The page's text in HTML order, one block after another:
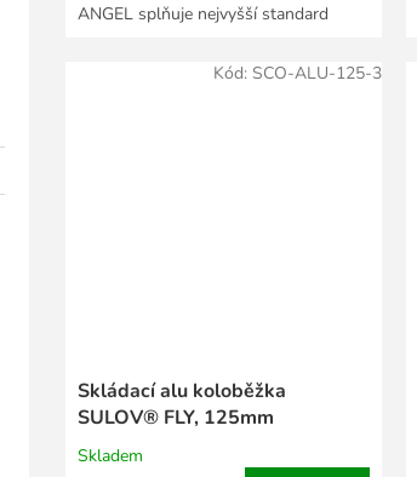
ANGEL splňuje nejvyšší standard
Skládací alu koloběžka
SULOV® FLY, 125mm
Skladem
Kód: SCO-ALU-125-3